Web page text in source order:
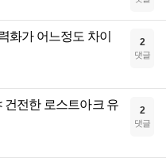
화가 어느정도 차이
2
댓글
건전한 로스트아크 유
2
댓글